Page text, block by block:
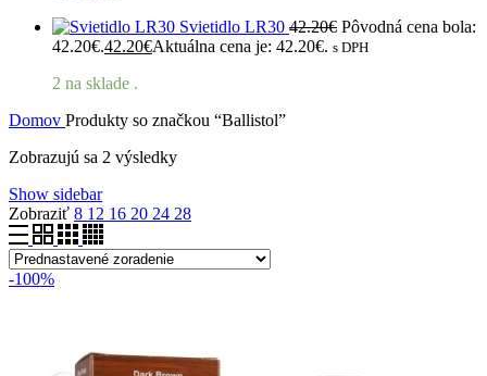
Svietidlo LR30 42.20€ Pôvodná cena bola:
42.20€.42.20€Aktuálna cena je: 42.20€. s DPH
2 na sklade .
Domov Produkty so značkou “Ballistol”
Zobrazujú sa 2 výsledky
Show sidebar
Zobraziť 8 12 16 20 24 28
-100%